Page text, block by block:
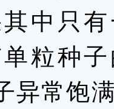
中只
粒种
异常饱